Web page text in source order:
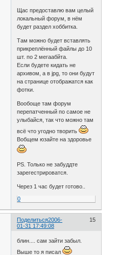
Щас предоставлю вам целый
локальный форум, в нём
будет раздел хоббитка.
Там можно будет вставлять
прикреплённый файлы до 10
шт. по 2 мегаабйта.
Если будете кидать не
архивом, а в jpg, то они будут
на странице отображатся как
фотки.
Вообoще там форум
перепатченный по самое не
улыбайся, так что можно там
всё что угодно творить
Вобщем юзайте на здоровье
PS. Только не забуддте
зарегестрироватся.
Через 1 час будет готово..
0
Поделиться 15
2006-
01-31 17:49:08
блин.... сам зайти забыл.
Выше то я писал